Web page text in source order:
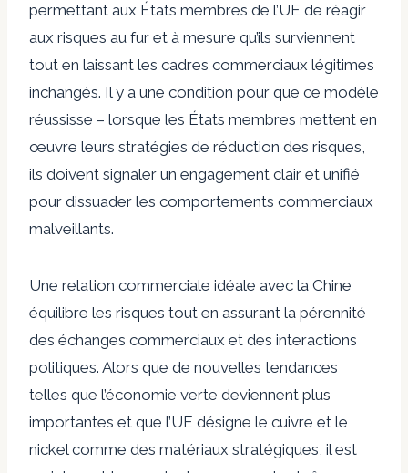
permettant aux États membres de l’UE de réagir
aux risques au fur et à mesure qu’ils surviennent
tout en laissant les cadres commerciaux légitimes
inchangés. Il y a une condition pour que ce modèle
réussisse – lorsque les États membres mettent en
œuvre leurs stratégies de réduction des risques,
ils doivent signaler un engagement clair et unifié
pour dissuader les comportements commerciaux
malveillants.
Une relation commerciale idéale avec la Chine
équilibre les risques tout en assurant la pérennité
des échanges commerciaux et des interactions
politiques. Alors que de nouvelles tendances
telles que l’économie verte deviennent plus
importantes et que l’UE désigne le cuivre et le
nickel comme des matériaux stratégiques, il est